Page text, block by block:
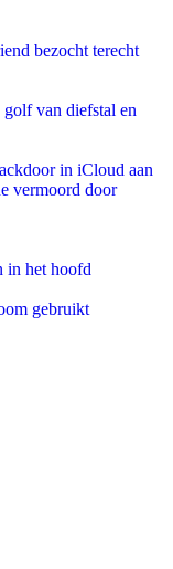
bezocht terecht
van diefstal en
in iCloud aan
vermoord door
in het hoofd
gebruikt